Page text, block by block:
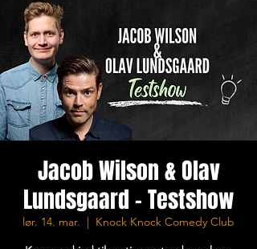
Jacob Wilson & Olav
Lundsgaard - Testshow
lør. 14. mar.
  |
Knock Knock Comedy Club